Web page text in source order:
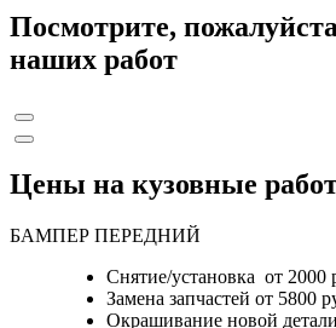
Посмотрите,
наших работ
Цены на кузовные
БАМПЕР ПЕРЕДНИЙ
Снятие/установка от 2000
Замена запчастей от 5800
Окрашивание новой